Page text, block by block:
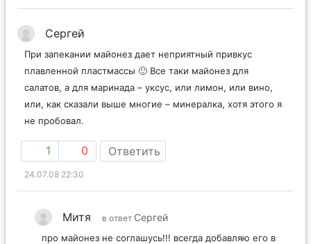
Сергей
При запекании майонез дает неприятный привкус
плавленной пластмассы 🙂 Все таки майонез для
салатов, а для маринада – уксус, или лимон, или вино,
или, как сказали выше многие – минералка, хотя этого я
не пробовал.
1 0 Ответить
24.07.08 22:30
Митя в ответ Сергей
про майонез не соглашусь!!! всегда добавляю его в